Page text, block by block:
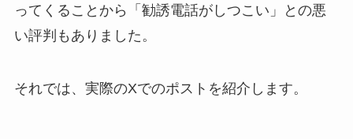
ってくることから「勧誘電話がしつこい」との悪
い評判もありました。
それでは、実際のXでのポストを紹介します。